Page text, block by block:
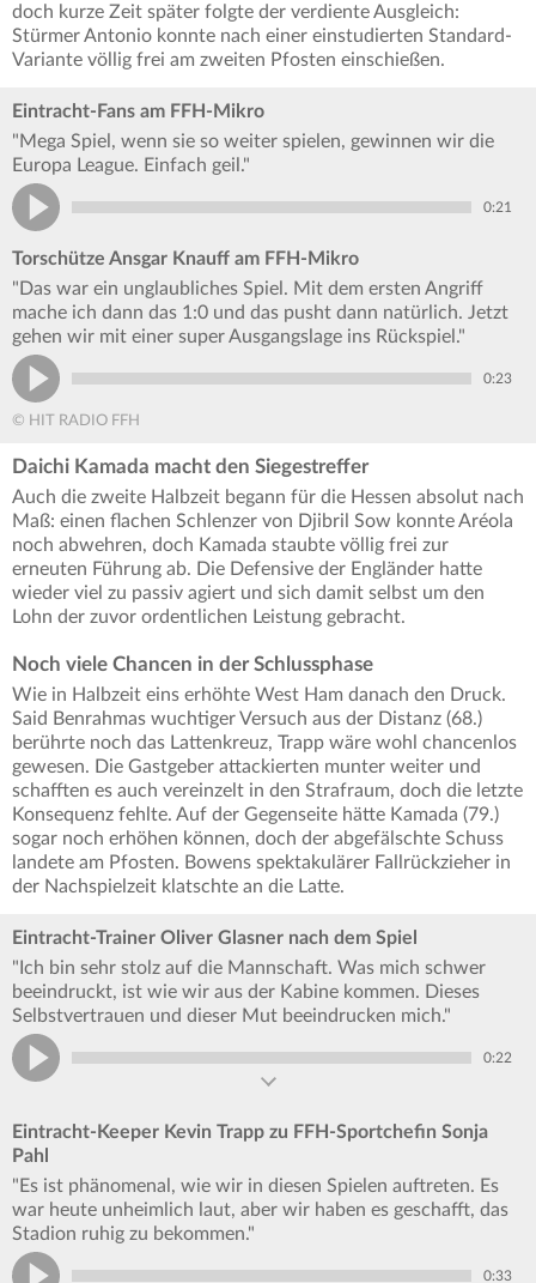
doch kurze Zeit später folgte der verdiente Ausgleich:
Stürmer Antonio konnte nach einer einstudierten Standard-
Variante völlig frei am zweiten Pfosten einschießen.
Eintracht-Fans am FFH-Mikro
"Mega Spiel, wenn sie so weiter spielen, gewinnen wir die
Europa League. Einfach geil."
0:21
Torschütze Ansgar Knauff am FFH-Mikro
"Das war ein unglaubliches Spiel. Mit dem ersten Angriff
mache ich dann das 1:0 und das pusht dann natürlich. Jetzt
gehen wir mit einer super Ausgangslage ins Rückspiel."
0:23
© HIT RADIO FFH
Daichi Kamada macht den Siegestreffer
Auch die zweite Halbzeit begann für die Hessen absolut nach
Maß: einen flachen Schlenzer von Djibril Sow konnte Aréola
noch abwehren, doch Kamada staubte völlig frei zur
erneuten Führung ab. Die Defensive der Engländer hatte
wieder viel zu passiv agiert und sich damit selbst um den
Lohn der zuvor ordentlichen Leistung gebracht.
Noch viele Chancen in der Schlussphase
Wie in Halbzeit eins erhöhte West Ham danach den Druck.
Said Benrahmas wuchtiger Versuch aus der Distanz (68.)
berührte noch das Lattenkreuz, Trapp wäre wohl chancenlos
gewesen. Die Gastgeber attackierten munter weiter und
schafften es auch vereinzelt in den Strafraum, doch die letzte
Konsequenz fehlte. Auf der Gegenseite hätte Kamada (79.)
sogar noch erhöhen können, doch der abgefälschte Schuss
landete am Pfosten. Bowens spektakulärer Fallrückzieher in
der Nachspielzeit klatschte an die Latte.
Eintracht-Trainer Oliver Glasner nach dem Spiel
"Ich bin sehr stolz auf die Mannschaft. Was mich schwer
beeindruckt, ist wie wir aus der Kabine kommen. Dieses
Selbstvertrauen und dieser Mut beeindrucken mich."
0:22
Eintracht-Keeper Kevin Trapp zu FFH-Sportchefin Sonja
Pahl
"Es ist phänomenal, wie wir in diesen Spielen auftreten. Es
war heute unheimlich laut, aber wir haben es geschafft, das
Stadion ruhig zu bekommen."
0:33